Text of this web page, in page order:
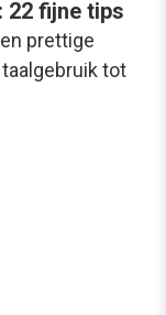
22 fijne tips
prettige
tot